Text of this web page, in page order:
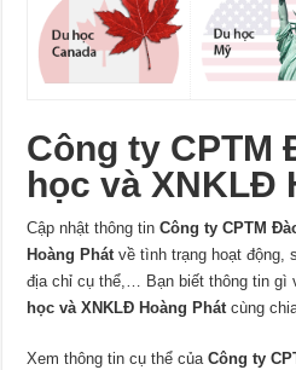
Công ty CPTM
học và XNKLĐ
Cập nhật thông tinCông ty CPTM
Hoàng Phátvề tình trạng hoạt động,
địa chỉ cụ thể,… Bạn biết thông tin gì
học và XNKLĐ Hoàng Phátcùng
Xem thông tin cụ thể củaCông ty